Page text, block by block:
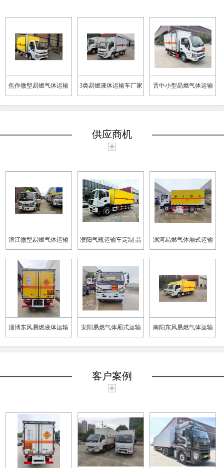
焦作微型易燃气体运输
车厂家
3类易燃液体运输车厂家 晋中小型易燃气体运输
车厂家
供应商机
潜江微型易燃气体运输
车定制 支持定制采购
濮阳气瓶运输车定制 品
种多
漯河易燃气体厢式运输
车定制 品种多
淄博东风易燃液体运输
车定制 品种多
安阳易燃气体厢式运输
车厂家 品种多
南阳东风易燃气体运输
车厂家 品种多
客户案例